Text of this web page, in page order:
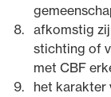
afkomstig
stichting of
met CBF
het karakter